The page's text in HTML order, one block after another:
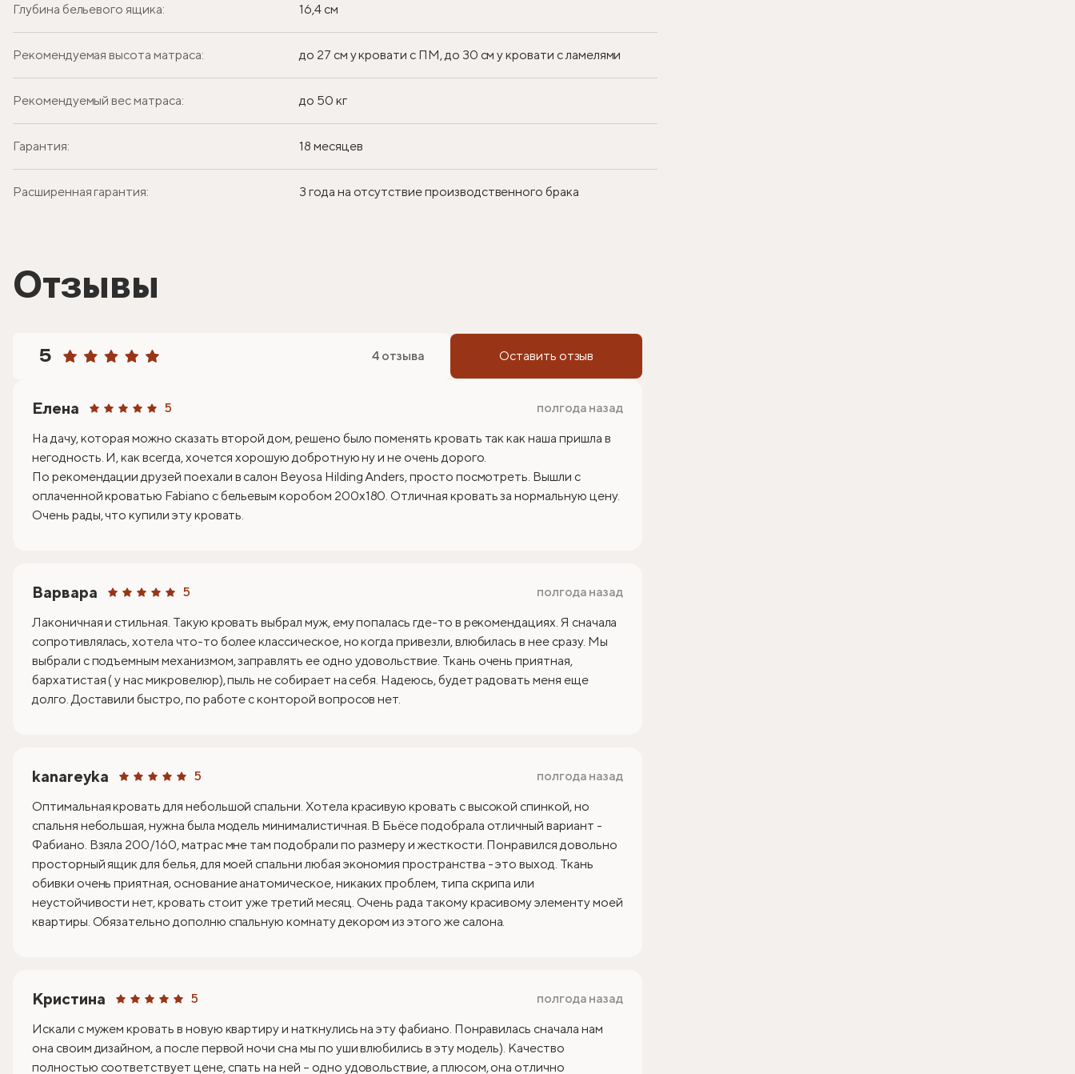
Глубина бельевого ящика: 16,4 см
Рекомендуемая высота матраса: до 27 см у кровати с ПМ, до 30 см у кровати с ламелями
Рекомендуемый вес матраса: до 50 кг
Гарантия: 18 месяцев
Расширенная гарантия: 3 года на отсутствие производственного брака
Отзывы
5 4 отзыва Оставить отзыв
Елена 5
полгода назад
На дачу, которая можно сказать второй дом, решено было поменять кровать так как наша пришла в
негодность. И, как всегда, хочется хорошую добротную ну и не очень дорого.
По рекомендации друзей поехали в салон Beyosa Hilding Anders, просто посмотреть. Вышли с
оплаченной кроватью Fabiano с бельевым коробом 200х180. Отличная кровать за нормальную цену.
Очень рады, что купили эту кровать.
Варвара 5
полгода назад
Лаконичная и стильная. Такую кровать выбрал муж, ему попалась где-то в рекомендациях. Я сначала
сопротивлялась, хотела что-то более классическое, но когда привезли, влюбилась в нее сразу. Мы
выбрали с подъемным механизмом, заправлять ее одно удовольствие. Ткань очень приятная,
бархатистая ( у нас микровелюр), пыль не собирает на себя. Надеюсь, будет радовать меня еще
долго. Доставили быстро, по работе с конторой вопросов нет.
kanareyka 5
полгода назад
Оптимальная кровать для небольшой спальни. Хотела красивую кровать с высокой спинкой, но
спальня небольшая, нужна была модель минималистичная. В Бьёсе подобрала отличный вариант -
Фабиано. Взяла 200/160, матрас мне там подобрали по размеру и жесткости. Понравился довольно
просторный ящик для белья, для моей спальни любая экономия пространства - это выход. Ткань
обивки очень приятная, основание анатомическое, никаких проблем, типа скрипа или
неустойчивости нет, кровать стоит уже третий месяц. Очень рада такому красивому элементу моей
квартиры. Обязательно дополню спальную комнату декором из этого же салона.
Кристина 5
полгода назад
Искали с мужем кровать в новую квартиру и наткнулись на эту фабиано. Понравилась сначала нам
она своим дизайном, а после первой ночи сна мы по уши влюбились в эту модель). Качество
полностью соответствует цене, спать на ней – одно удовольствие, а плюсом, она отлично